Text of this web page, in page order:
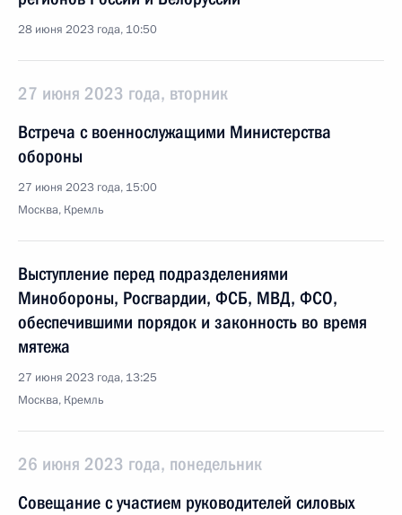
28 июня 2023 года, 10:50
27 июня 2023 года, вторник
Встреча с военнослужащими Министерства
обороны
27 июня 2023 года, 15:00
Москва, Кремль
Выступление перед подразделениями
Минобороны, Росгвардии, ФСБ, МВД, ФСО,
обеспечившими порядок и законность во время
мятежа
27 июня 2023 года, 13:25
Москва, Кремль
26 июня 2023 года, понедельник
Совещание с участием руководителей силовых